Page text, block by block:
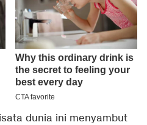
dunia ini menyambut